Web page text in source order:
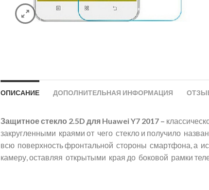
ОПИСАНИЕ ДОПОЛНИТЕЛЬНАЯ ИНФОРМАЦИЯ
Защитное стекло 2.5D для Huawei Y7 2017 –
закругленными краями от чего стекло и получило
всю поверхность фронтальной стороны смартфона, а
камеру, оставляя открытыми края до боковой рамки